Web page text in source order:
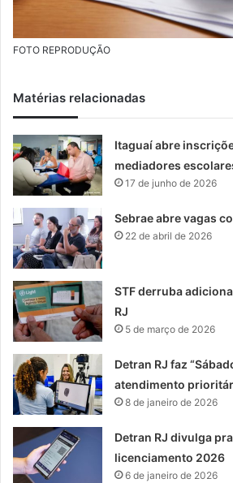
FOTO REPRODUÇÃO
Matérias relacionadas
Itaguaí abre
mediadores
17 de junho de 2026
Sebrae abre vagas
22 de abril de 2026
STF derruba
RJ
5 de março de 2026
Detran RJ faz
atendimento
8 de janeiro de 2026
Detran RJ divulga
licenciamento 2026
6 de janeiro de 2026